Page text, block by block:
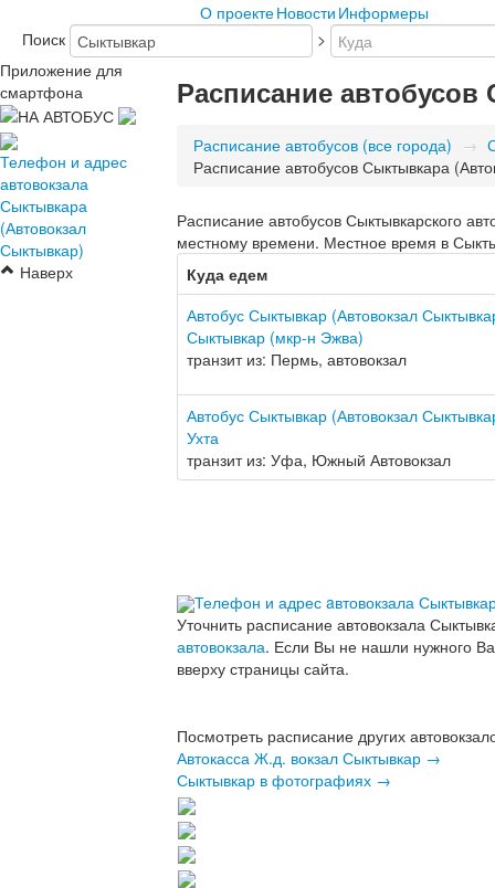
О проектеНовости Информеры
Поиск
>
Приложение для
смартфона
Телефон и адрес
автовокзала
Сыктывкара
(Автовокзал
Сыктывкар)
Наверх
Расписание
Расписание автобусов (все города) →
Расписание автобусов Сыктывкара
Расписание автобусов Сыктывкарского
местному времени. Местное время в
Куда едем
Автобус Сыктывкар (Автовокзал
Сыктывкар (мкр-н Эжва)
транзит из: Пермь, автовокзал
Автобус Сыктывкар (Автовокзал
Ухта
транзит из: Уфа, Южный Автовокзал
Телефон и адрес aвтовокзала
Уточнить расписание автовокзала
автовокзала. Если Вы не нашли нужного
вверху страницы сайта.
Посмотреть расписание других
Автокасса Ж.д. вокзал Сыктывкар →
Сыктывкар в фотографиях →